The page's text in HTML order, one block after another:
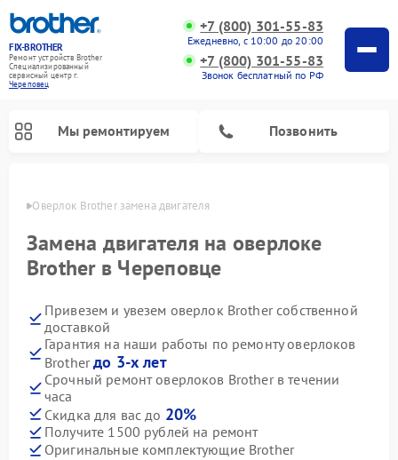
FIX-BROTHER
Ремонт устройств Brother
Специализированный
cервисный центр г.
Череповец
+7 (800) 301-55-83
Ежедневно, с 10:00 до 20:00
+7 (800) 301-55-83
Звонок бесплатный по РФ
Мы ремонтируем Позвонить
Оверлок Brother замена двигателя
Замена двигателя на оверлоке
Brother в Череповце
Привезем и увезем оверлок Brother собственной
доставкой
Гарантия на наши работы по ремонту оверлоков
Brotherдо 3-х лет
Срочный ремонт оверлоков Brother в течении
часа
Скидка для вас до 20%
Получите 1500 рублей на ремонт
Оригинальные комплектующие Brother